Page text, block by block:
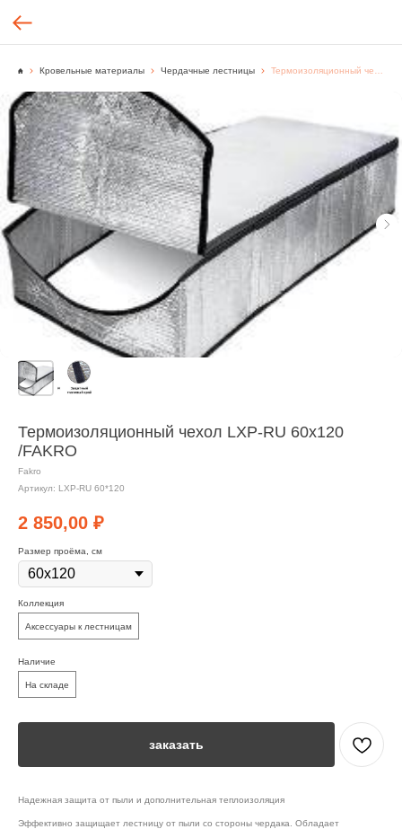
Кровельные материалы Чердачные лестницы
Термоизоляционный чехол LXP-RU 60x120
/FAKRO
Fakro
Артикул: LXP-RU 60*120
2 850,00 ₽
Размер проёма, см
Коллекция
Аксессуары к лестницам
Наличие
На складе
заказать
Надежная защита от пыли и дополнительная теплоизоляция
Эффективно защищает лестницу от пыли со стороны чердака. Обладает